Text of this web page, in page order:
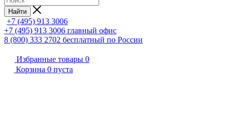
Найти
+7 (495) 913 3006
+7 (495) 913 3006 главный офис
8 (800) 333 2702 бесплатный по России
Избранные товары 0
Корзина 0 пуста